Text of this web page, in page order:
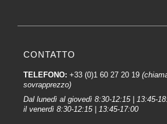
CONTATTO
TELEFONO: +33 (0)1 60 27 20 19
sovrapprezzo)
Dal lunedì al giovedì 8:30-12:15 | 13:45-
il venerdì 8:30-12:15 | 13:45-17:00